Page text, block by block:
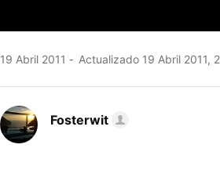
19 Abril 2011 Actualizado 19 Abril 2011,
Fosterwit